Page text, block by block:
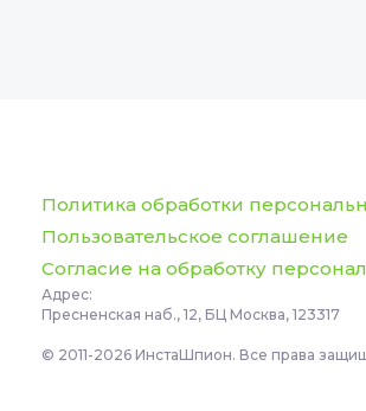
Политика обработки
Пользовательское соглашение
Согласие на обработку
Адрес:
Пресненская наб., 12, БЦ Москва, 123317
© 2011-2026 ИнстаШпион. Все права